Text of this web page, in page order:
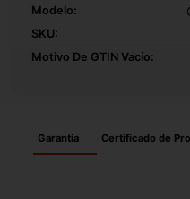
Modelo:
SKU:
Motivo De GTIN Vacío:
Garantia Certificado de